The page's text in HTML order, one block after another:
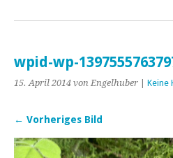
wpid-wp-
15. April 2014 von Engelhuber Keine
← Vorheriges Bild